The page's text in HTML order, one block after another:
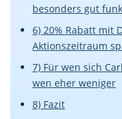
besonders gut
6) 20% Rabatt mit
Aktionszeitraum
7) Für wen sich
wen eher weniger
8) Fazit